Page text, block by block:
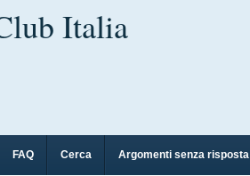
Italia
FAQ Cerca Argomenti senza risposta